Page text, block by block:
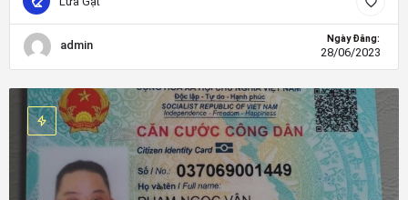
admin Ngày Đăng:
28/06/2023